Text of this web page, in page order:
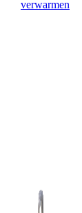
verwarmen